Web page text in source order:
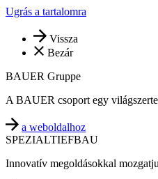
Ugrás a tartalomra
Vissza
Bezár
BAUER Gruppe
A BAUER csoport egy
a weboldalhoz
SPEZIALTIEFBAU
Innovatív megoldásokkal